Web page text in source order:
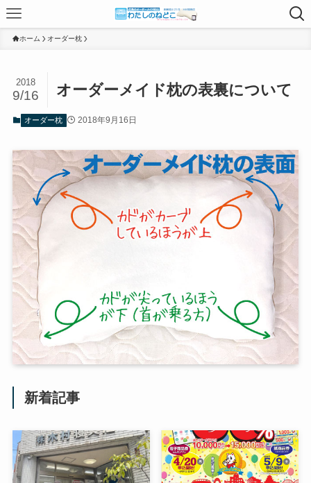
ホーム オーダー枕
オーダーメイド枕の表裏について
2018
9/16
オーダー枕 2018年9月16日
新着記事